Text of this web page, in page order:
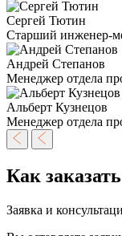
Сергей Тютин
Старший инженер-
Андрей Степанов
Менеджер отдела
Альберт Кузнецов
Менеджер отдела
Как
Заявка и